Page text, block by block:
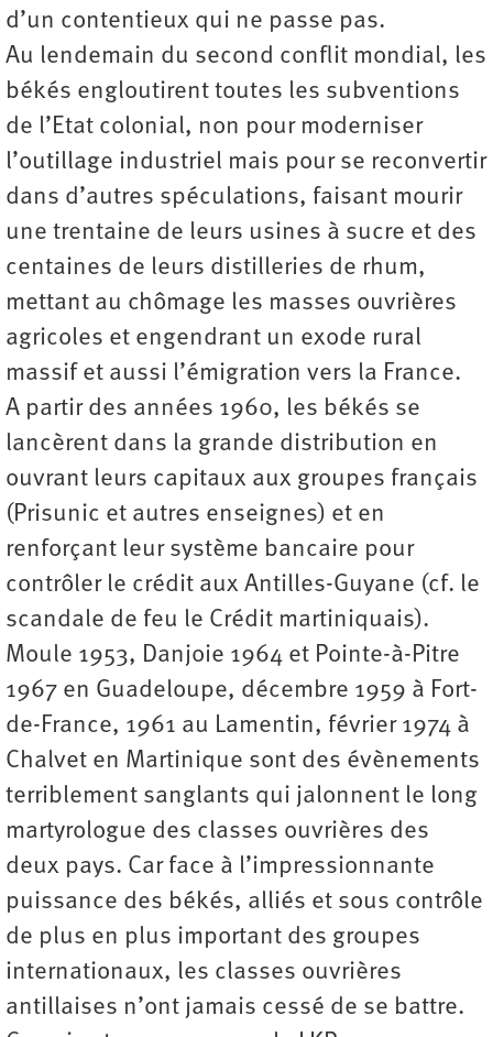
d’un contentieux qui ne passe pas.
Au lendemain du second conflit mondial, les
békés engloutirent toutes les subventions
de l’Etat colonial, non pour moderniser
l’outillage industriel mais pour se reconvertir
dans d’autres spéculations, faisant mourir
une trentaine de leurs usines à sucre et des
centaines de leurs distilleries de rhum,
mettant au chômage les masses ouvrières
agricoles et engendrant un exode rural
massif et aussi l’émigration vers la France.
A partir des années 1960, les békés se
lancèrent dans la grande distribution en
ouvrant leurs capitaux aux groupes français
(Prisunic et autres enseignes) et en
renforçant leur système bancaire pour
contrôler le crédit aux Antilles-Guyane (cf. le
scandale de feu le Crédit martiniquais).
Moule 1953, Danjoie 1964 et Pointe-à-Pitre
1967 en Guadeloupe, décembre 1959 à Fort-
de-France, 1961 au Lamentin, février 1974 à
Chalvet en Martinique sont des évènements
terriblement sanglants qui jalonnent le long
martyrologue des classes ouvrières des
deux pays. Car face à l’impressionnante
puissance des békés, alliés et sous contrôle
de plus en plus important des groupes
internationaux, les classes ouvrières
antillaises n’ont jamais cessé de se battre.